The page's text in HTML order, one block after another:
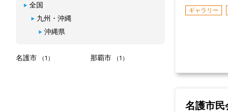
ギャラリー
名護市民
全国
九州・沖縄
沖縄県
名護市 （1） 那覇市 （1）